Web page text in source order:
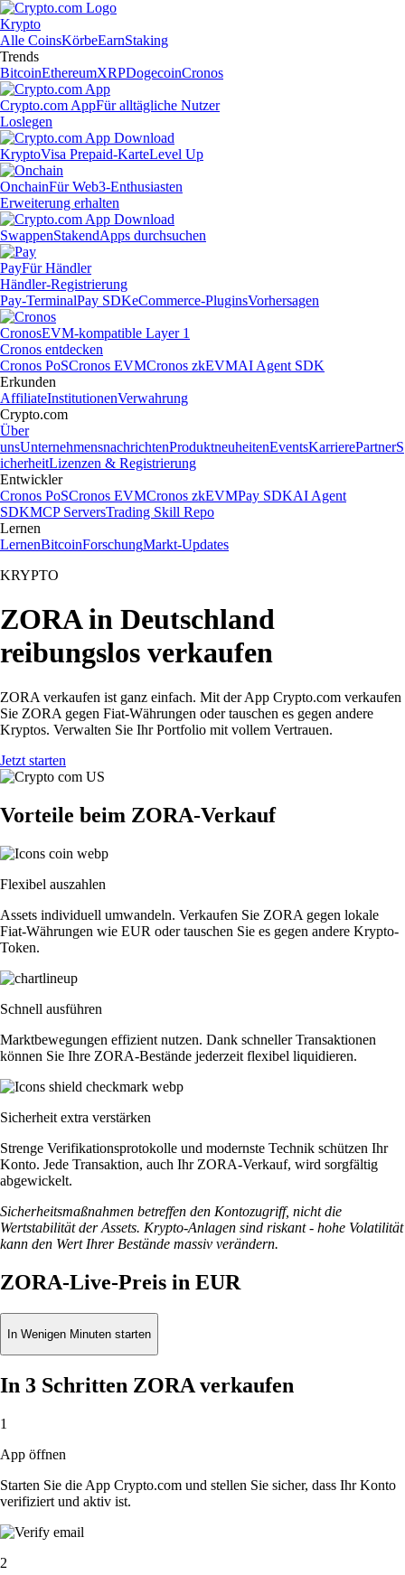
Krypto
Alle CoinsKörbeEarnStaking
Trends
BitcoinEthereumXRPDogecoinCronos
Crypto.com AppFür alltägliche Nutzer
Loslegen
KryptoVisa Prepaid-KarteLevel Up
OnchainFür Web3-Enthusiasten
Erweiterung erhalten
SwappenStakendApps durchsuchen
PayFür Händler
Händler-Registrierung
Pay-TerminalPay SDKeCommerce-PluginsVorhersagen
CronosEVM-kompatible Layer 1
Cronos entdecken
Cronos PoSCronos EVMCronos zkEVMAI Agent SDK
Erkunden
AffiliateInstitutionenVerwahrung
Crypto.com
Über
unsUnternehmensnachrichtenProduktneuheitenEventsKarrierePartnerS
icherheitLizenzen & Registrierung
Entwickler
Cronos PoSCronos EVMCronos zkEVMPay SDKAI Agent
SDKMCP ServersTrading Skill Repo
Lernen
LernenBitcoinForschungMarkt-Updates
KRYPTO
ZORA in Deutschland
reibungslos verkaufen
ZORA verkaufen ist ganz einfach. Mit der App Crypto.com verkaufen
Sie ZORA gegen Fiat-Währungen oder tauschen es gegen andere
Kryptos. Verwalten Sie Ihr Portfolio mit vollem Vertrauen.
Jetzt starten
Vorteile beim ZORA-Verkauf
Flexibel auszahlen
Assets individuell umwandeln. Verkaufen Sie ZORA gegen lokale
Fiat-Währungen wie EUR oder tauschen Sie es gegen andere Krypto-
Token.
Schnell ausführen
Marktbewegungen effizient nutzen. Dank schneller Transaktionen
können Sie Ihre ZORA-Bestände jederzeit flexibel liquidieren.
Sicherheit extra verstärken
Strenge Verifikationsprotokolle und modernste Technik schützen Ihr
Konto. Jede Transaktion, auch Ihr ZORA-Verkauf, wird sorgfältig
abgewickelt.
Sicherheitsmaßnahmen betreffen den Kontozugriff, nicht die
Wertstabilität der Assets. Krypto-Anlagen sind riskant - hohe Volatilität
kann den Wert Ihrer Bestände massiv verändern.
ZORA-Live-Preis in EUR
In Wenigen Minuten starten
In 3 Schritten ZORA verkaufen
1
App öffnen
Starten Sie die App Crypto.com und stellen Sie sicher, dass Ihr Konto
verifiziert und aktiv ist.
2